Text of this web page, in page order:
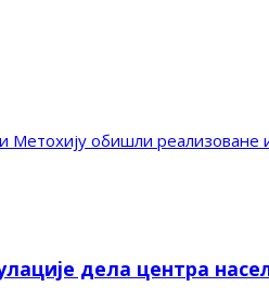
Метохију обишли реализоване
дела центра